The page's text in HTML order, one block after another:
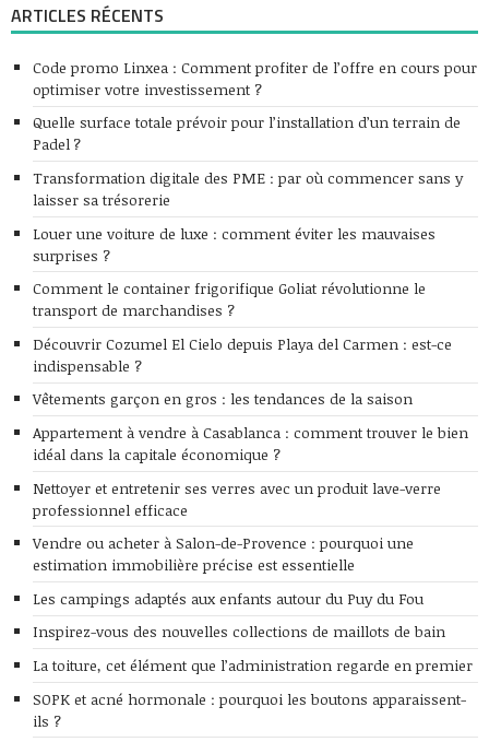
ARTICLES RÉCENTS
Code promo Linxea : Comment profiter de l’offre en cours pour
optimiser votre investissement ?
Quelle surface totale prévoir pour l’installation d’un terrain de
Padel ?
Transformation digitale des PME : par où commencer sans y
laisser sa trésorerie
Louer une voiture de luxe : comment éviter les mauvaises
surprises ?
Comment le container frigorifique Goliat révolutionne le
transport de marchandises ?
Découvrir Cozumel El Cielo depuis Playa del Carmen : est-ce
indispensable ?
Vêtements garçon en gros : les tendances de la saison
Appartement à vendre à Casablanca : comment trouver le bien
idéal dans la capitale économique ?
Nettoyer et entretenir ses verres avec un produit lave-verre
professionnel efficace
Vendre ou acheter à Salon-de-Provence : pourquoi une
estimation immobilière précise est essentielle
Les campings adaptés aux enfants autour du Puy du Fou
Inspirez-vous des nouvelles collections de maillots de bain
La toiture, cet élément que l’administration regarde en premier
SOPK et acné hormonale : pourquoi les boutons apparaissent-
ils ?